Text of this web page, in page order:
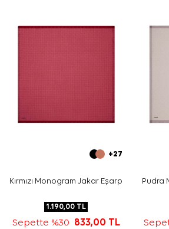
Bakım
Bu Aker eşarp hangi kumaş
Bu polyester eşarp hangi
+27
Kırmızı Monogram Jakar Eşarp
1.190,00 TL
Sepette %30 833,00 TL
Pudra